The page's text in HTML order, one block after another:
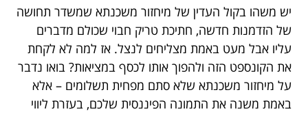
יש משהו בקול העדין של מיחזור משכנתא שמשדר תחושה
של הזדמנות חדשה, חתיכת טריק חבוי שכולם מדברים
עליו אבל מעט באמת מצליחים לנצל. אז למה לא לקחת
את הקונספט הזה ולהפוך אותו לכסף במציאות? בואו נדבר
על מיחזור משכנתא שלא סתם מפחית תשלומים – אלא
באמת משנה את התמונה הפיננסית שלכם, בעזרת ליווי